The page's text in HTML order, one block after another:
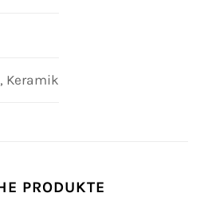
Keramik
PRODUKTE